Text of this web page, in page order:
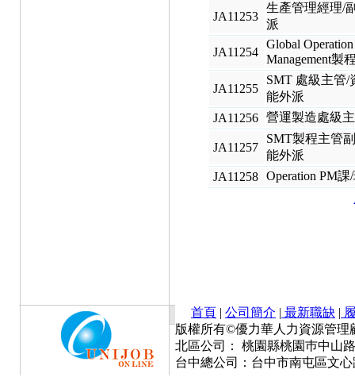
JA11253
生產管理經理/
派
JA11254
Global Operation
Management製
JA11255
SMT 處級主管/
能外派
JA11256 營運製造處級
JA11257
SMT製程主管
能外派
JA11258 Operation PM
首頁 | 公司簡介 | 最新職缺 |
版權所有©優力華人力資源管理
北區公司： 桃園縣桃園巿中山
台中總公司：台中市南屯區文